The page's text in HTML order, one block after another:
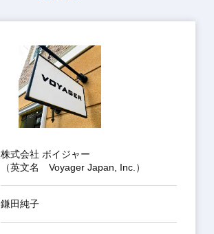
株式会社 ボイジャー
（英文名 Voyager Japan, Inc.）
鎌田純子